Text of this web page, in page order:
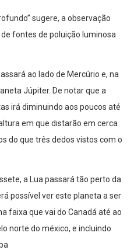
sugere, a observação
fontes de poluição luminosa
ao lado de Mercúrio e, na
Júpiter. De notar que a
irá diminuindo aos poucos até
em que distarão em cerca
do que três dedos vistos com o
a Lua passará tão perto da
possível ver este planeta a ser
faixa que vai do Canadá até ao
norte do méxico, e incluindo